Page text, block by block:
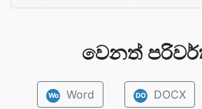
වෙනත්
Wo Word DO DOCX